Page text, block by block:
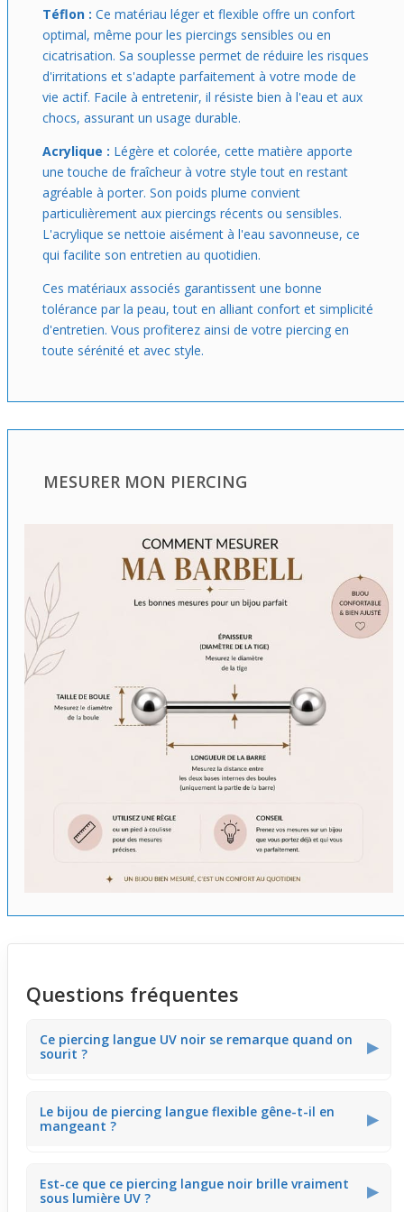
Téflon : Ce matériau léger et flexible offre un confort
optimal, même pour les piercings sensibles ou en
cicatrisation. Sa souplesse permet de réduire les risques
d'irritations et s'adapte parfaitement à votre mode de
vie actif. Facile à entretenir, il résiste bien à l'eau et aux
chocs, assurant un usage durable.
Acrylique : Légère et colorée, cette matière apporte
une touche de fraîcheur à votre style tout en restant
agréable à porter. Son poids plume convient
particulièrement aux piercings récents ou sensibles.
L'acrylique se nettoie aisément à l'eau savonneuse, ce
qui facilite son entretien au quotidien.
Ces matériaux associés garantissent une bonne
tolérance par la peau, tout en alliant confort et simplicité
d'entretien. Vous profiterez ainsi de votre piercing en
toute sérénité et avec style.
MESURER MON PIERCING
Questions fréquentes
Ce piercing langue UV noir se remarque quand on
sourit ?
▶
noire unie. Il attire un léger éclat surtout sous lumière
UV, ce qui crée un effet subtil quand tu souris en sortie
Le bijou de piercing langue flexible gêne-t-il en
mangeant ?
▶
bouche, réduisant les gênes pendant les repas. Tu peux
manger normalement sans que le bijou ne te dérange ni
Est-ce que ce piercing langue noir brille vraiment
sous lumière UV ?
▶